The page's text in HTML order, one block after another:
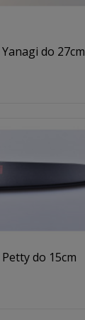
do 27cm
do 15cm